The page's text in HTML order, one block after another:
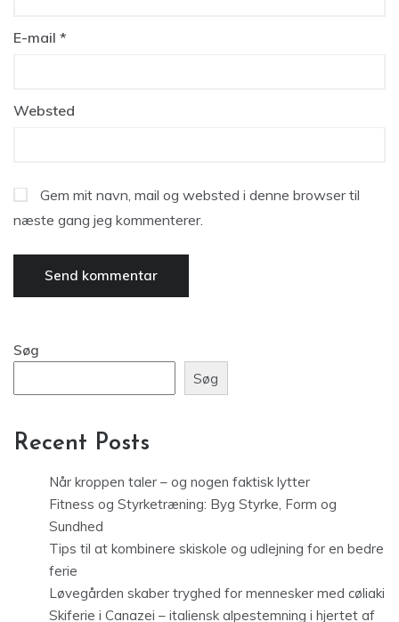
E-mail *
Websted
Gem mit navn, mail og websted i denne browser til
næste gang jeg kommenterer.
Søg
Søg
Recent Posts
Når kroppen taler – og nogen faktisk lytter
Fitness og Styrketræning: Byg Styrke, Form og
Sundhed
Tips til at kombinere skiskole og udlejning for en bedre
ferie
Løvegården skaber tryghed for mennesker med cøliaki
Skiferie i Canazei – italiensk alpestemning i hjertet af